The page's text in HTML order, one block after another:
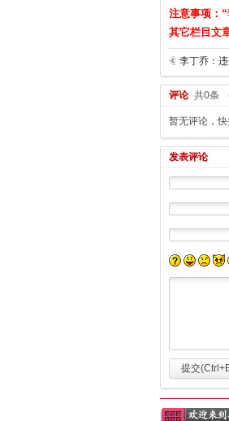
注意事项：
其它栏目文
李丁乔：
评论 共0条
暂无评论，快
发表评论
提交